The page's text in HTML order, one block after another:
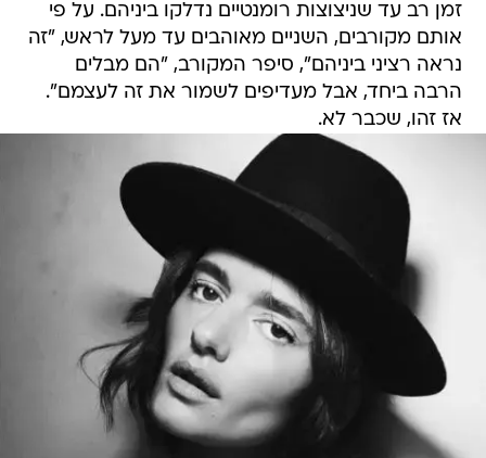
זמן רב עד שניצוצות רומנטיים נדלקו ביניהם. על פי
אותם מקורבים, השניים מאוהבים עד מעל לראש, "זה
נראה רציני ביניהם", סיפר המקורב, "הם מבלים
הרבה ביחד, אבל מעדיפים לשמור את זה לעצמם".
אז זהו, שכבר לא.